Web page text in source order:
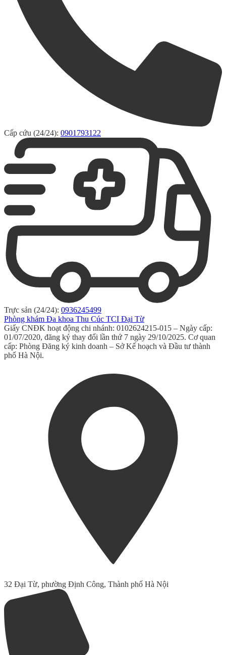
Cấp cứu (24/24): 0901793122
Trực sản (24/24): 0936245499
Phòng khám Đa khoa Thu Cúc TCI Đại Từ
Giấy CNĐK hoạt động chi nhánh: 0102624215-015 – Ngày cấp:
01/07/2020, đăng ký thay đổi lần thứ 7 ngày 29/10/2025. Cơ quan
cấp: Phòng Đăng ký kinh doanh – Sở Kế hoạch và Đầu tư thành
phố Hà Nội.
32 Đại Từ, phường Định Công, Thành phố Hà Nội